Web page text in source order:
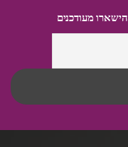
הישארו מעודכנים